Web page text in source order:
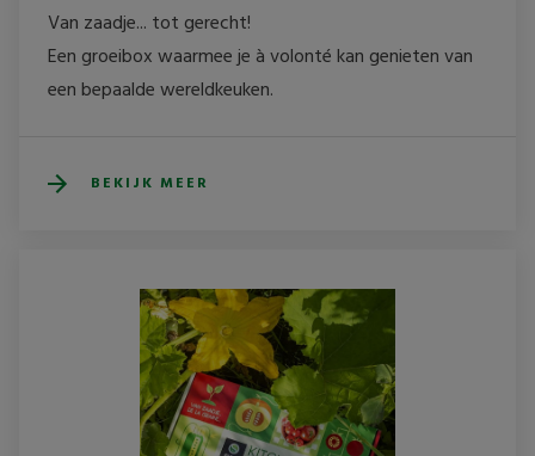
Van zaadje... tot gerecht!
Een groeibox waarmee je à volonté kan genieten van
een bepaalde wereldkeuken.
BEKIJK MEER